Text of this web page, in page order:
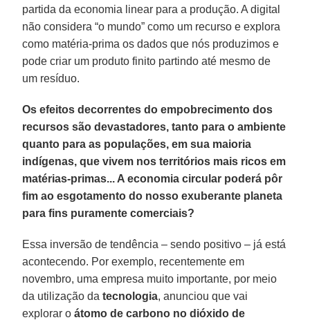
partida da economia linear para a produção. A digital
não considera “o mundo” como um recurso e explora
como matéria-prima os dados que nós produzimos e
pode criar um produto finito partindo até mesmo de
um resíduo.
Os efeitos decorrentes do empobrecimento dos
recursos são devastadores, tanto para o ambiente
quanto para as populações, em sua maioria
indígenas, que vivem nos territórios mais ricos em
matérias-primas... A economia circular poderá pôr
fim ao esgotamento do nosso exuberante planeta
para fins puramente comerciais?
Essa inversão de tendência – sendo positivo – já está
acontecendo. Por exemplo, recentemente em
novembro, uma empresa muito importante, por meio
da utilização datecnologia, anunciou que vai
explorar oátomo de carbono no dióxido de